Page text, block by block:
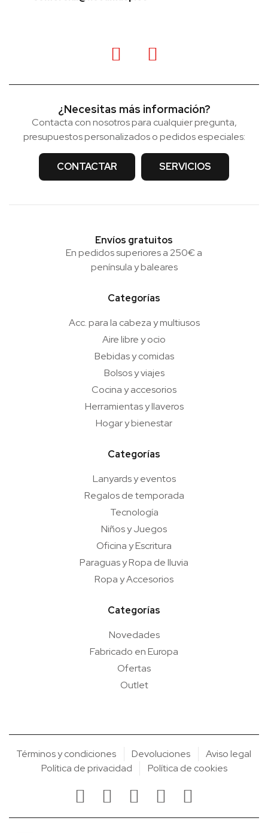
¿Necesitas más información?
Contacta con nosotros para cualquier pregunta,
presupuestos personalizados o pedidos especiales:
CONTACTAR SERVICIOS
Envíos gratuitos
En pedidos superiores a 250€ a
península y baleares
Categorías
Acc. para la cabeza y multiusos
Aire libre y ocio
Bebidas y comidas
Bolsos y viajes
Cocina y accesorios
Herramientas y llaveros
Hogar y bienestar
Categorías
Lanyards y eventos
Regalos de temporada
Tecnología
Niños y Juegos
Oficina y Escritura
Paraguas y Ropa de lluvia
Ropa y Accesorios
Categorías
Novedades
Fabricado en Europa
Ofertas
Outlet
Términos y condiciones Devoluciones
Aviso legal
Política de privacidad
Política de cookies